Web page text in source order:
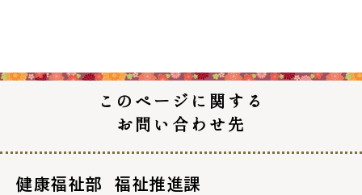
このページに関する
お問い合わせ先
健康福祉部 福祉推進課